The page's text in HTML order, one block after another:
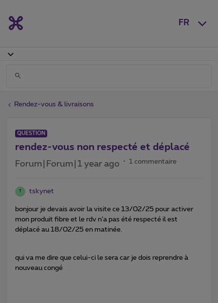
FR
Rendez-vous & livraisons
QUESTION
rendez-vous non respecté et déplacé
Forum|Forum|1 year ago 1 commentaire
tskynet
bonjour je devais avoir la visite ce 13/02/25 pour activer
mon produit fibre et le rdv n’a pas été respecté il est
déplacé au 18/02/25 en matinée.
qui va me dire que celui-ci le sera car je dois reprendre à
nouveau congé